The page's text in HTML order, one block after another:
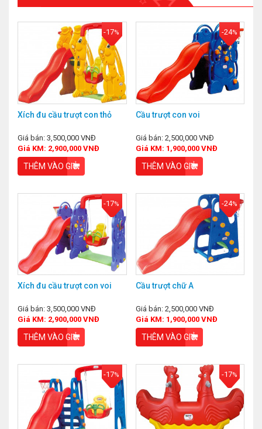
-17%
Xích đu cầu trượt con thỏ
Giá bán: 3,500,000 VNĐ
Giá KM: 2,900,000 VNĐ
THÊM VÀO GIỎ
-24%
Cầu trượt con voi
Giá bán: 2,500,000 VNĐ
Giá KM: 1,900,000 VNĐ
THÊM VÀO GIỎ
-17%
Xích đu cầu trượt con voi
Giá bán: 3,500,000 VNĐ
Giá KM: 2,900,000 VNĐ
THÊM VÀO GIỎ
-24%
Cầu trượt chữ A
Giá bán: 2,500,000 VNĐ
Giá KM: 1,900,000 VNĐ
THÊM VÀO GIỎ
-17% -17%